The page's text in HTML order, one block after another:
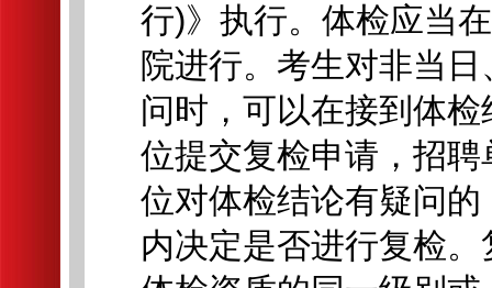
行)》执行。体检应当
院进行。考生对非当
问时，可以在接到体
位提交复检申请，招
位对体检结论有疑问
内决定是否进行复检